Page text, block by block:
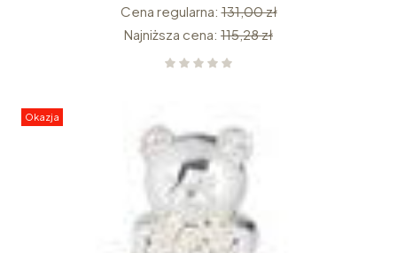
Cena regularna: 131,00 zł
Najniższa cena: 115,28 zł
Okazja